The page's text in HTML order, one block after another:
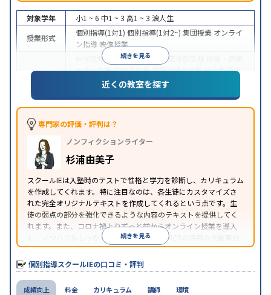
続きを見る
対象学年 小1 ~ 6 中1 ~ 3 高1 ~ 3 浪人生
授業形式
個別指導(1対1) 個別指導(1対2~) 集団授業 オンライ
ン指導 映像授業
中学受験 高校受験大学受験 医学部受験
テスト対策内申点対策学習習慣の定着総合型選抜
(旧AO)対策 推薦入試対策学校別特化対策
中高一貫校生に対応
可能季節講習のみの受講可
※2023年3月調査。小学校高学年の個別指導塾アンケート調査方法
近くの教室を探す
専門家の評価・評判は？
ノンフィクションライター
杉浦由美子
スクールIEは入塾時のテストで性格と学力を診断し、カリキュラム
を作成してくれます。特に注目なのは、各生徒にカスタマイズさ
れた完全オリジナルテキストを作成してくれるという点です。生
徒の弱点の部分を強化できるような内容のテキストを提供してく
れます。また、コロナ禍よりずっと前からオンライン授業を導入
し、ノウハウもしっかりとしています。AIやICTの活用の先駆者的
な個別指導塾です。
続きを見る
個別指導スクールIEの口コミ・評判
成績向上 料金 カリキュラム 講師 環境